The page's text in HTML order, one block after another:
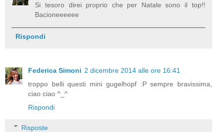
Si tesoro direi proprio che per Natale sono il top!!
Bacioneeeeee
Rispondi
Federica Simoni 2 dicembre 2014 alle ore 16:41
troppo belli questi mini gugelhopf :P sempre bravissima,
ciao ciao ^_^
Rispondi
Risposte